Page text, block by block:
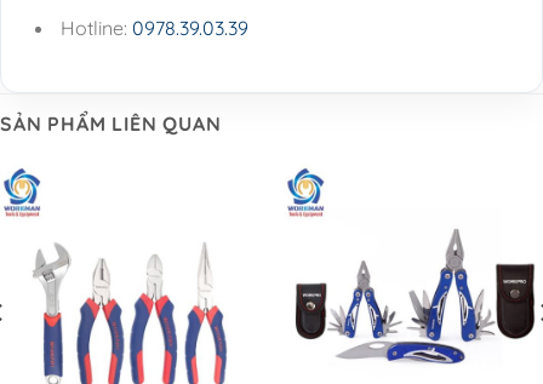
Hotline: 0978.39.03.39
SẢN PHẨM LIÊN QUAN